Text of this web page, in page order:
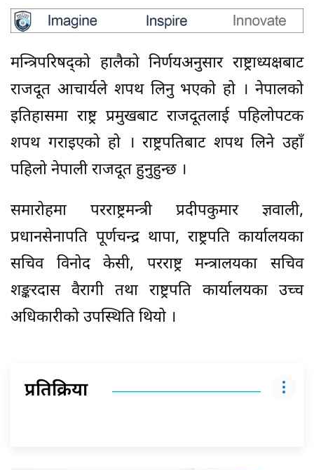
मन्त्रिपरिषद्को हालैको निर्णयअनुसार राष्ट्राध्यक्षबाट
राजदूत आचार्यले शपथ लिनु भएको हो । नेपालको
इतिहासमा राष्ट्र प्रमुखबाट राजदूतलाई पहिलोपटक
शपथ गराइएको हो । राष्ट्रपतिबाट शपथ लिने उहाँ
पहिलो नेपाली राजदूत हुनुहुन्छ ।
समारोहमा परराष्ट्रमन्त्री प्रदीपकुमार ज्ञवाली,
प्रधानसेनापति पूर्णचन्द्र थापा, राष्ट्रपति कार्यालयका
सचिव विनोद केसी, परराष्ट्र मन्त्रालयका सचिव
शङ्करदास वैरागी तथा राष्ट्रपति कार्यालयका उच्च
अधिकारीको उपस्थिति थियो ।
प्रतिक्रिया